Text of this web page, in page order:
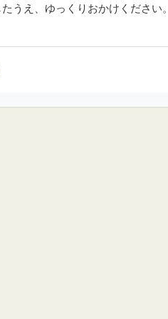
うえ、ゆっくりおかけください。